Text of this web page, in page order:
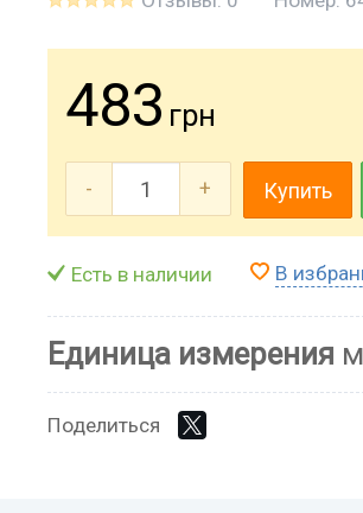
483 грн
- + Купить
Есть в наличии В
Единица измерения
Поделиться